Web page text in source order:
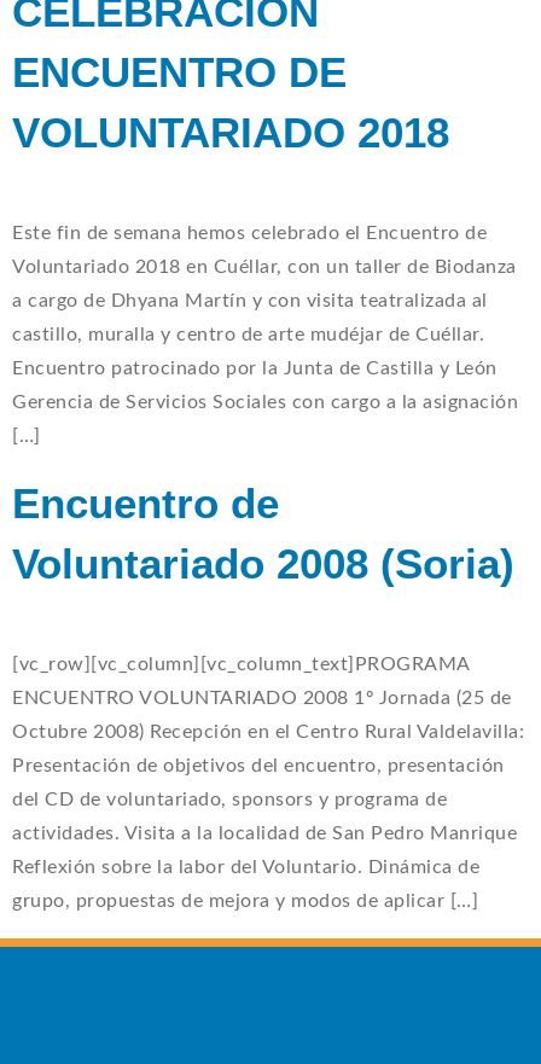
CELEBRACIÓN
ENCUENTRO DE
VOLUNTARIADO 2018
Este fin de semana hemos celebrado el Encuentro de
Voluntariado 2018 en Cuéllar, con un taller de Biodanza
a cargo de Dhyana Martín y con visita teatralizada al
castillo, muralla y centro de arte mudéjar de Cuéllar.
Encuentro patrocinado por la Junta de Castilla y León
Gerencia de Servicios Sociales con cargo a la asignación
[…]
Encuentro de
Voluntariado 2008 (Soria)
[vc_row][vc_column][vc_column_text]PROGRAMA
ENCUENTRO VOLUNTARIADO 2008 1º Jornada (25 de
Octubre 2008) Recepción en el Centro Rural Valdelavilla:
Presentación de objetivos del encuentro, presentación
del CD de voluntariado, sponsors y programa de
actividades. Visita a la localidad de San Pedro Manrique
Reflexión sobre la labor del Voluntario. Dinámica de
grupo, propuestas de mejora y modos de aplicar […]